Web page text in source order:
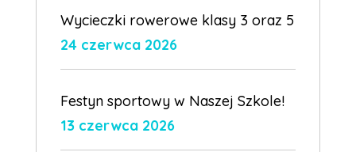
Wycieczki rowerowe klasy 3 oraz 5
24 czerwca 2026
Festyn sportowy w Naszej Szkole!
13 czerwca 2026